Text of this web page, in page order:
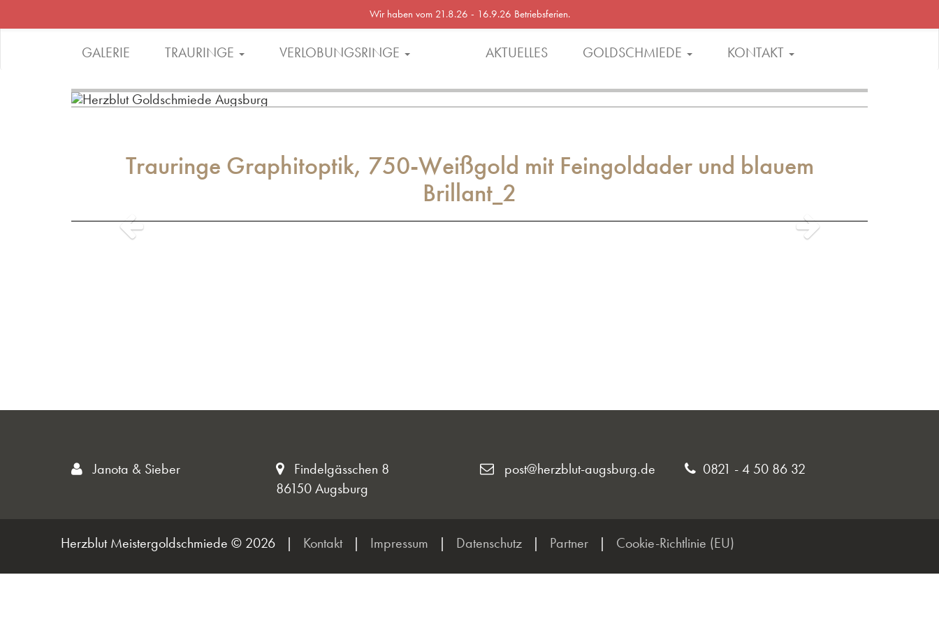
GALERIE TRAURINGE VERLOBUNGSRINGE AKTUELLES GOLDSCHMIEDE KONTAKT
Trauringe Graphitoptik, 750-Weißgold mit Feingoldader und blauem
Brillant_2
Wir haben vom 21.8.26 - 16.9.26 Betriebsferien.
Janota & Sieber
Findelgässchen 8
86150 Augsburg
post@herzblut-augsburg.de 0821 - 4 50 86 32
Herzblut Meistergoldschmiede © 2026 | Kontakt | Impressum | Datenschutz | Partner | Cookie-Richtlinie (EU)